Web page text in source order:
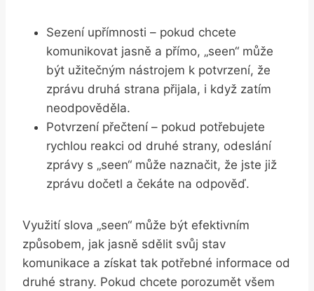
Sezení upřímnosti – pokud chcete
komunikovat jasně a přímo, „seen“ může
být užitečným nástrojem k potvrzení, že
zprávu druhá strana přijala, i když zatím
neodpověděla.
Potvrzení přečtení – pokud potřebujete
rychlou reakci od druhé strany, odeslání
zprávy s „seen“ může naznačit, že jste již
zprávu dočetl a čekáte na odpověď.
Využití slova „seen“ může být efektivním
způsobem, jak jasně sdělit svůj stav
komunikace a získat tak potřebné informace od
druhé strany. Pokud chcete porozumět všem